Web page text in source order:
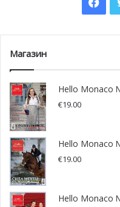
Магазин
Hello Monaco
€19.00
Hello Monaco
€19.00
Hello Monaco